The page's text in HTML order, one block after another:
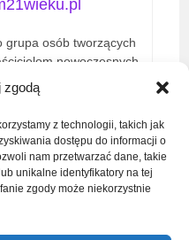
zgodą
z technologii, takich jak
dostępu do informacji o
nam przetwarzać dane, takie
unikalne identyfikatory na tej
zgody może niekorzystnie
grupa osób tworzących
nowoczesnych
nowe informacje z
na łamach naszego